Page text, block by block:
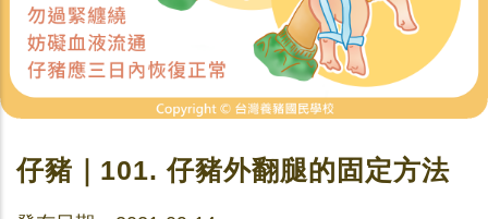
仔豬｜101. 仔豬外翻腿的固定方法